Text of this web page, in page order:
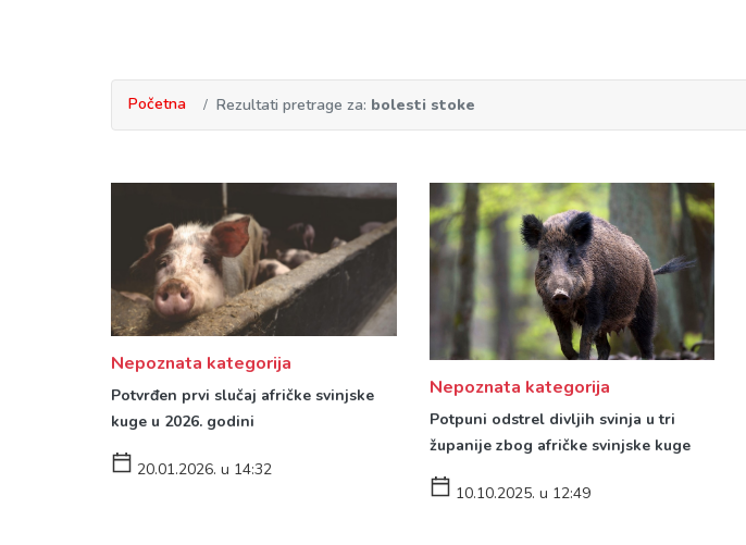
Početna Rezultati pretrage za: bolesti stoke
Nepoznata kategorija
Potvrđen prvi slučaj afričke svinjske
kuge u 2026. godini
20.01.2026. u 14:32
Nepoznata kategorija
Potpuni odstrel divljih svinja u tri
županije zbog afričke svinjske kuge
10.10.2025. u 12:49